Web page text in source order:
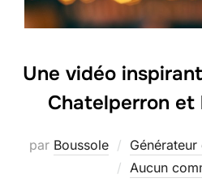
Une vidéo
Chatelperron
par Boussole
Aucun